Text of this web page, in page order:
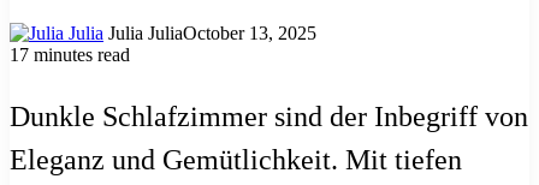
Julia JuliaOctober 13, 2025
17 minutes read
Dunkle Schlafzimmer sind der Inbegriff von
Eleganz und Gemütlichkeit. Mit tiefen